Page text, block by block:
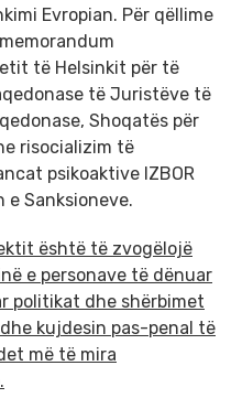
Evropian. Për qëllime
të Helsinkit për të
të Juristëve të
Shoqatës për
risocializim të
psikoaktive IZBOR
e Sanksioneve.
është të zvogëlojë
e personave të dënuar
politikat dhe shërbimet
kujdesin pas-penal të
më të mira